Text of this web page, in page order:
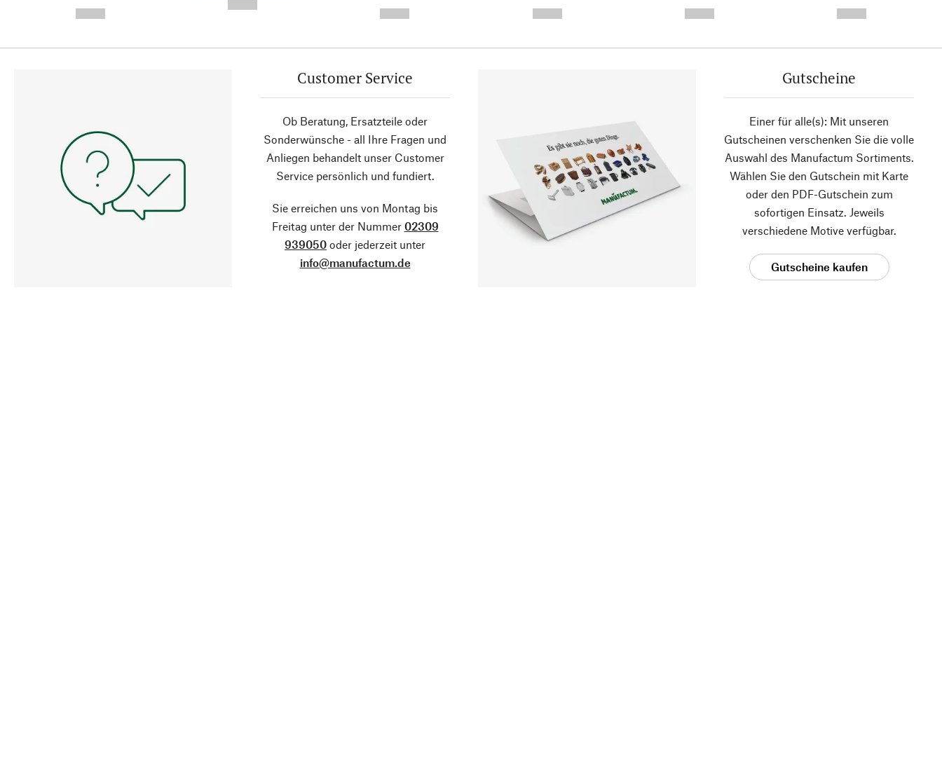
Customer Service
Ob Beratung, Ersatzteile oder
Sonderwünsche - all Ihre Fragen und
Anliegen behandelt unser Customer
Service persönlich und fundiert.
Sie erreichen uns von Montag bis
Freitag unter der Nummer 02309
939050 oder jederzeit unter
info@manufactum.de
Gutscheine
Einer für alle(s): Mit unseren
Gutscheinen verschenken Sie die volle
Auswahl des Manufactum Sortiments.
Wählen Sie den Gutschein mit Karte
oder den PDF-Gutschein zum
sofortigen Einsatz. Jeweils
verschiedene Motive verfügbar.
Gutscheine kaufen